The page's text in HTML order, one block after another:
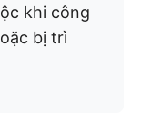
khi công
bị trì